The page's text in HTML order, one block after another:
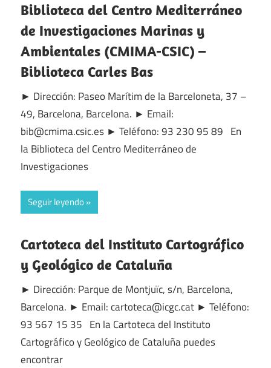
Biblioteca del Centro Mediterráneo
de Investigaciones Marinas y
Ambientales (CMIMA-CSIC) –
Biblioteca Carles Bas
► Dirección: Paseo Marítim de la Barceloneta, 37 –
49, Barcelona, Barcelona. ► Email:
bib@cmima.csic.es ► Teléfono: 93 230 95 89 En
la Biblioteca del Centro Mediterráneo de
Investigaciones
Seguir leyendo
Cartoteca del Instituto Cartográfico
y Geológico de Cataluña
► Dirección: Parque de Montjuïc, s/n, Barcelona,
Barcelona. ► Email: cartoteca@icgc.cat ► Teléfono:
93 567 15 35 En la Cartoteca del Instituto
Cartográfico y Geológico de Cataluña puedes
encontrar